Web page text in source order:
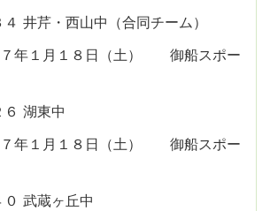
４ 井芹・西山中（合同チーム）
７年１月１８日（土） 御船スポー
６ 湖東中
７年１月１８日（土） 御船スポー
０ 武蔵ヶ丘中